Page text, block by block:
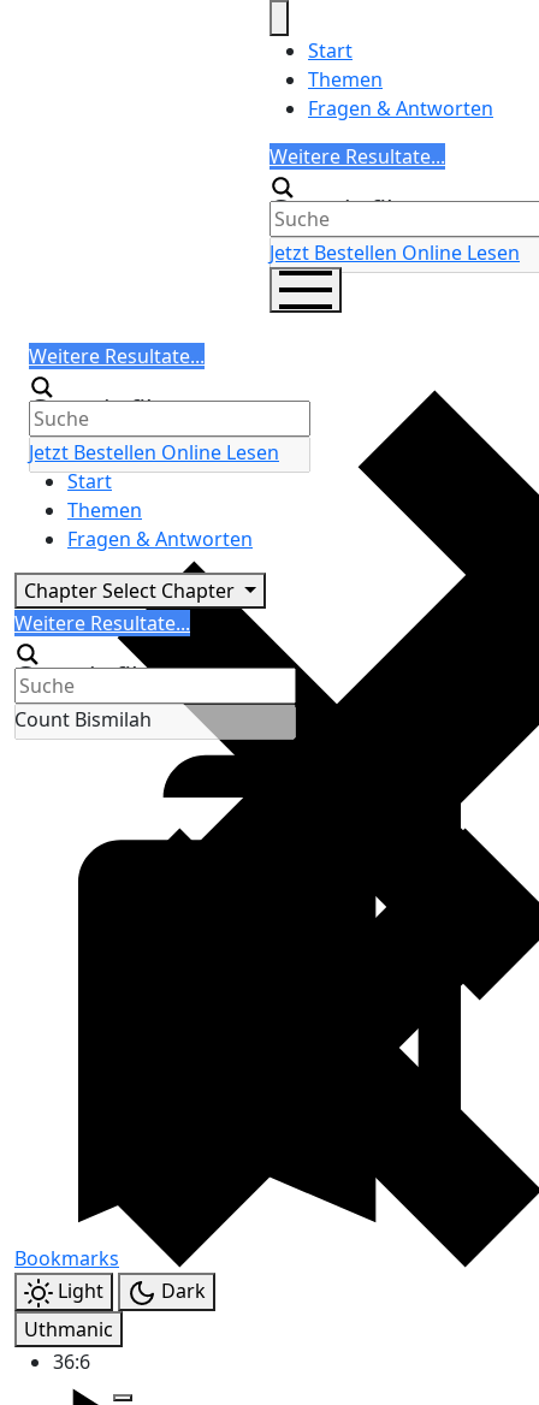
Start
Themen
Fragen & Antworten
Search
Weitere Resultate...
Generic filters
Jetzt Bestellen Online Lesen
Search
Weitere Resultate...
Generic filters
Jetzt Bestellen Online Lesen
Start
Themen
Fragen & Antworten
ChapterSelect Chapter
Search
Weitere Resultate...
Generic filters
Count Bismilah
Bookmarks
Light
Dark
Uthmanic
36:6